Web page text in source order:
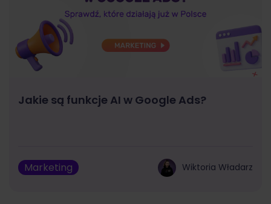
Jakie są funkcje AI w Google Ads?
Marketing Wiktoria Władarz